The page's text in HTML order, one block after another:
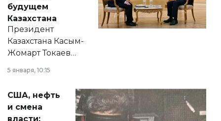
будущем
Казахстана
Президент
Казахстана Касым-
Жомарт Токаев
сразу несколько
актуальных тем —
от слухов о
политических
5 января, 10:15
США, нефть
и смена
власти: